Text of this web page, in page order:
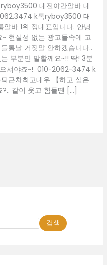
대전야간알바 대
k톡ryboy3500 대
바 1위 정대표입니다. 안녕
현실성 없는 광고들속에 고
통날 거짓말 안하겠습니다..
부분만 말할께요~!! 딱! 3분
으셔야죠~! 010-2062-3474 k
근차최고대우 【하고 싶은
?.. 같이 웃고 힘들땐 […]
검색